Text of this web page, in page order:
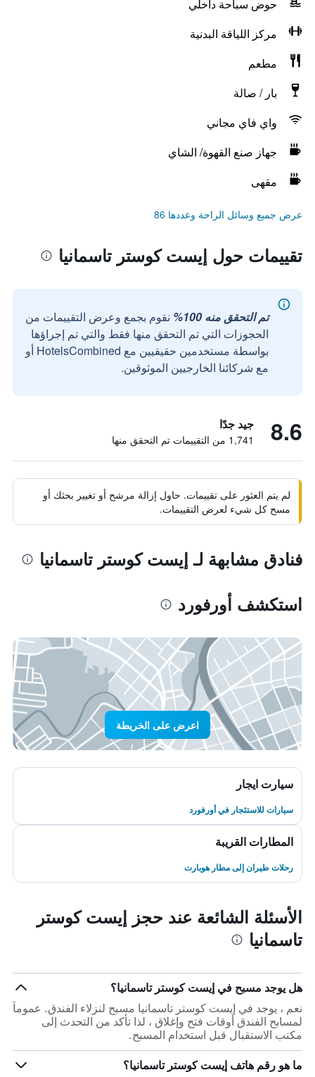
حوض سباحة داخلي
مركز اللياقة البدنية
مطعم
بار / صالة
واي فاي مجاني
جهاز صنع القهوة/ الشاي
مقهى
عرض جميع وسائل الراحة وعددها 86
تقييمات حول إيست كوستر تاسمانيا
تم التحقق منه 100%
نقوم بجمع وعرض التقييمات من
الحجوزات التي تم التحقق منها فقط والتي تم إجراؤها
بواسطة مستخدمين حقيقيين مع HotelsCombined أو
مع شركائنا الخارجيين الموثوقين.
8.6 جيد جدًا
1,741 من التقييمات تم التحقق منها
لم يتم العثور على تقييمات. حاول إزالة مرشح أو تغيير بحثك أو
مسح كل شيء لعرض التقييمات.
فنادق مشابهة لـ إيست كوستر تاسمانيا
استكشف أورفورد
اعرض على الخريطة
سيارت ايجار
سيارات للاستئجار في أورفورد
المطارات القريبة
رحلات طيران إلى مطار هوبارت
الأسئلة الشائعة عند حجز إيست كوستر
تاسمانيا
هل يوجد مسبح في إيست كوستر تاسمانيا؟
نعم ، يوجد في إيست كوستر تاسمانيا مسبح لنزلاء الفندق. عموماً
لمسابح الفندق أوقات فتح وإغلاق ، لذا تأكد من التحدث إلى
مكتب الاستقبال قبل استخدام المسبح.
ما هو رقم هاتف إيست كوستر تاسمانيا؟